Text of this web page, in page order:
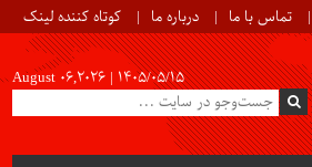
تماس با ما درباره ما کوتاه کننده لینک
August 06,2026 | ۱۴۰۵/۰۵/۱۵